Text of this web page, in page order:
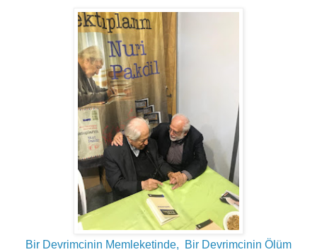
Bir Devrimcinin Memleketinde, Bir Devrimcinin Ölüm